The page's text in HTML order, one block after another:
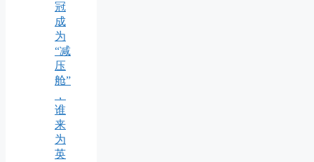
冠
成
为
“减
压
舱”
，
谁
来
为
英